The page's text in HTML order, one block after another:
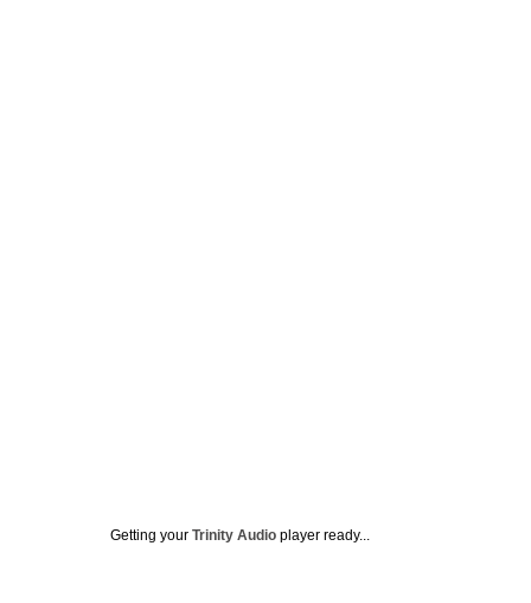
Getting your Trinity Audio player ready...